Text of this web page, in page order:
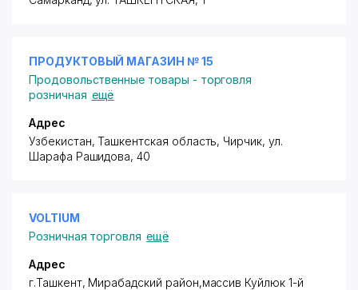
ПРОДУКТОВЫЙ МАГАЗИН № 15
Продовольственные товары - торговля
розничная ещё
Адрес
Узбекистан, Ташкентская область, Чирчик, ул.
Шарафа Рашидова, 40
VOLTIUM
Розничная торговля ещё
Адрес
г.Ташкент, Мирабадский район,массив Куйлюк 1-й